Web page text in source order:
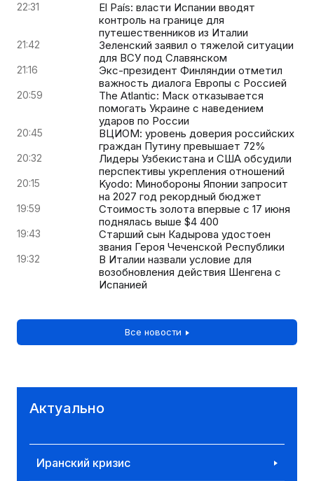
22:31
El País: власти Испании вводят
контроль на границе для
путешественников из Италии
21:42
Зеленский заявил о тяжелой ситуации
для ВСУ под Славянском
21:16
Экс-президент Финляндии отметил
важность диалога Европы с Россией
20:59
The Atlantic: Маск отказывается
помогать Украине с наведением
ударов по России
20:45
ВЦИОМ: уровень доверия российских
граждан Путину превышает 72%
20:32
Лидеры Узбекистана и США обсудили
перспективы укрепления отношений
20:15
Kyodo: Минобороны Японии запросит
на 2027 год рекордный бюджет
19:59
Стоимость золота впервые с 17 июня
поднялась выше $4 400
19:43
Старший сын Кадырова удостоен
звания Героя Чеченской Республики
19:32
В Италии назвали условие для
возобновления действия Шенгена с
Испанией
Все новости
Актуально
Иранский кризис